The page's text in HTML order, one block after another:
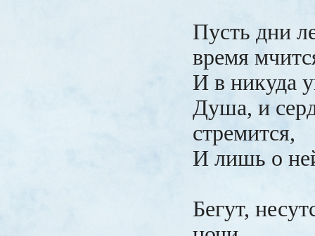
Пусть дни
время
И в никуда
Душа, и
стремится,
И лишь о
Бегут,